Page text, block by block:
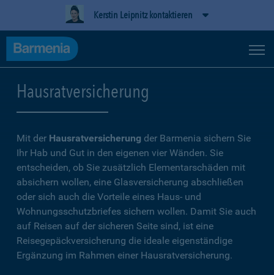
Kerstin Leipnitz kontaktieren
Hausratversicherung
Mit der Hausratversicherung der Barmenia sichern Sie
Ihr Hab und Gut in den eigenen vier Wänden. Sie
entscheiden, ob Sie zusätzlich Elementarschäden mit
absichern wollen, eine Glasversicherung abschließen
oder sich auch die Vorteile eines Haus- und
Wohnungsschutzbriefes sichern wollen. Damit Sie auch
auf Reisen auf der sicheren Seite sind, ist eine
Reisegepäckversicherung die ideale eigenständige
Ergänzung im Rahmen einer Hausratversicherung.